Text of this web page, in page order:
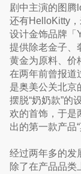
剧中主演的图腾
还有HelloKitty，
设计金饰品牌「
提供除老金子
黄金为原料、价
在两年前曾报道
是奥美公关北京
摆脱“奶奶款”的
欢的首饰，于是
出的第一款产品
经过两年多的发
除了在产品品类